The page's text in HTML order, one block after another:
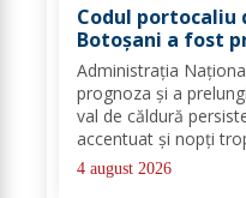
Codul portocaliu
Botoșani a fost
Administrația
prognoza și a
val de căldură
accentuat și nopți
până joi, la ora
cuprinse între 35 și 39
4 august 2026